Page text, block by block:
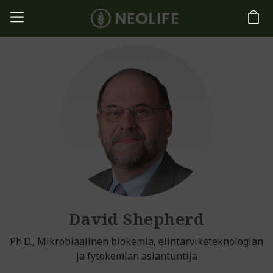
David Shepherd
Ph.D., Mikrobiaalinen biokemia, elintarviketeknologian
ja fytokemian asiantuntija